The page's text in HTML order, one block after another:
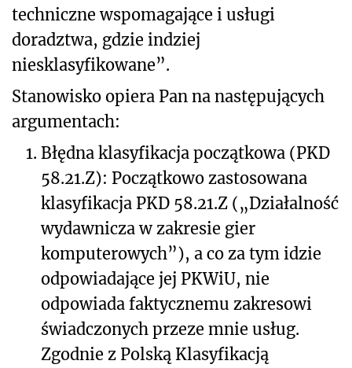
techniczne wspomagające i usługi
doradztwa, gdzie indziej
niesklasyfikowane”.
Stanowisko opiera Pan na następujących
argumentach:
1. Błędna klasyfikacja początkowa (PKD
58.21.Z): Początkowo zastosowana
klasyfikacja PKD 58.21.Z („Działalność
wydawnicza w zakresie gier
komputerowych”), a co za tym idzie
odpowiadające jej PKWiU, nie
odpowiada faktycznemu zakresowi
świadczonych przeze mnie usług.
Zgodnie z Polską Klasyfikacją